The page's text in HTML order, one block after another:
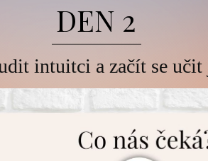
DEN 2
intuitci a začít se